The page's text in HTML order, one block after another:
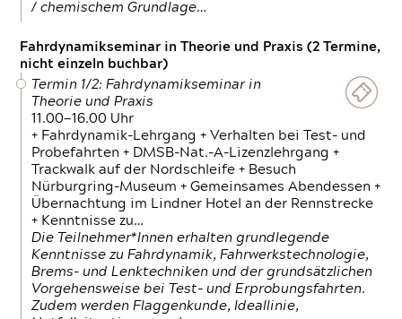
/ chemischem Grundlage…
Fahrdynamikseminar in Theorie und Praxis (2 Termine,
nicht einzeln buchbar)
Termin 1/2: Fahrdynamikseminar in
Theorie und Praxis
11.00—16.00 Uhr
+ Fahrdynamik-Lehrgang + Verhalten bei Test- und
Probefahrten + DMSB-Nat.-A-Lizenzlehrgang +
Trackwalk auf der Nordschleife + Besuch
Nürburgring-Museum + Gemeinsames Abendessen +
Übernachtung im Lindner Hotel an der Rennstrecke
+ Kenntnisse zu…
Die Teilnehmer*Innen erhalten grundlegende
Kenntnisse zu Fahrdynamik, Fahrwerkstechnologie,
Brems- und Lenktechniken und der grundsätzlichen
Vorgehensweise bei Test- und Erprobungsfahrten.
Zudem werden Flaggenkunde, Ideallinie,